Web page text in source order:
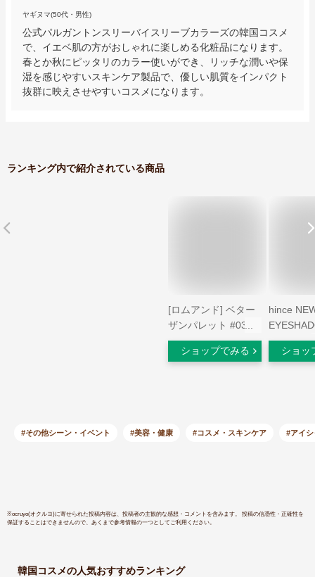
ヤギヌマ(50代・男性)
公式パルガントンスリーバイスリーブカラーズの韓国コスメ
で、イエベ肌の方がおしゃれに楽しめる化粧品になります。
春とか秋にピッタリのカラー使いができ、リッチな潤いや保
湿を感じやすいスキンケア製品で、優しい肌質をインパクト
抜群に映えさせやすいコスメになります。
ランキング内で紹介されている商品
[ロムアンド] ベター
ザンパレット #03 ロ
ーズバッドガーデ
ン・49709 コスメ
ドウ パレット マッ
メセール【C限+】
ショップでみる
hince
PALETTE
ショッ
#その他シーン・イベント #美容・健康 #コスメ・スキンケア #アイ
※ocruyo(オクルヨ)に寄せられた投稿内容は、投稿者の主観的な感想・コメントを含みます。 投稿の信憑性・正確性を
保証することはできませんので、あくまで参考情報の一つとしてご利用ください。
韓国コスメの人気おすすめランキング